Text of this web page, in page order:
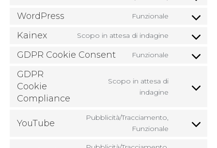
WordPress Funzionale
Kainex Scopo in attesa di indagine
GDPR Cookie Consent Funzionale
GDPR
Cookie
Compliance
Scopo in attesa di
indagine
YouTube
Pubblicità/Tracciamento,
Funzionale